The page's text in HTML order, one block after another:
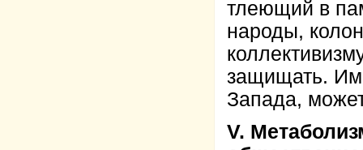
тлеющий в
народы,
защищать.
Запада,
V.